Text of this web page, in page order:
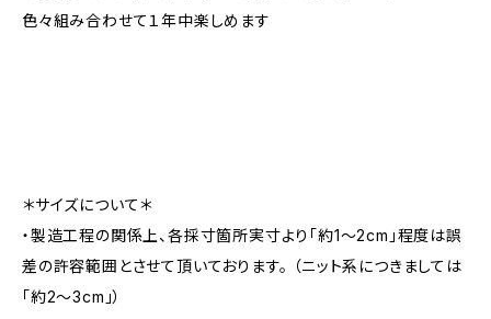
色々組み合わせて１年中楽しめます
＊サイズについて＊
・製造工程の関係上、各採寸箇所実寸より「約1～2cm」程度は誤
差の許容範囲とさせて頂いております。 （ニット系につきましては
「約2～3cm」）